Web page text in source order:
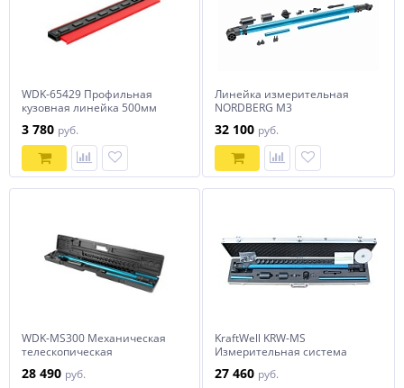
WDK-65429 Профильная
кузовная линейка 500мм
3 780 руб.
Линейка измерительная
NORDBERG M3
32 100 руб.
WDK-MS300 Механическая
телескопическая
wiederkraft
28 490 руб.
KraftWell KRW-MS
Измерительная система
27 460 руб.